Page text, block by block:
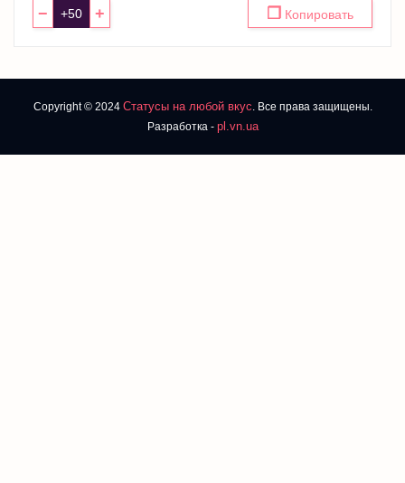
− + ❐ Копировать
Copyright © 2024 Статусы на любой вкус. Все права защищены.
Разработка - pl.vn.ua